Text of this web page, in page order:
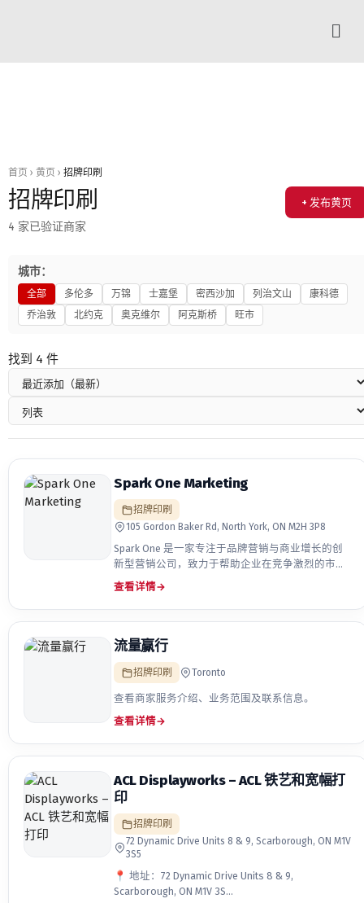
首页 › 黄页 › 招牌印刷
招牌印刷
4 家已验证商家
+ 发布黄页
城市：
全部 多伦多 万锦 士嘉堡 密西沙加 列治文山
康科德
乔治敦
北约克 奥克维尔 阿克斯桥 旺市
找到 4 件
Spark One Marketing
招牌印刷
105 Gordon Baker Rd, North York, ON M2H 3P8
Spark One 是一家专注于品牌营销与商业增长的创
新型营销公司，致力于帮助企业在竞争激烈的市场
中建立品牌影响力、…
查看详情→
流量赢行
招牌印刷 Toronto
查看商家服务介绍、业务范围及联系信息。
查看详情→
ACL Displayworks – ACL 铁艺和宽幅打
印
招牌印刷
72 Dynamic Drive Units 8 & 9, Scarborough, ON M1V
3S5
📍 地址：72 Dynamic Drive Units 8 & 9,
Scarborough, ON M1V 3S…